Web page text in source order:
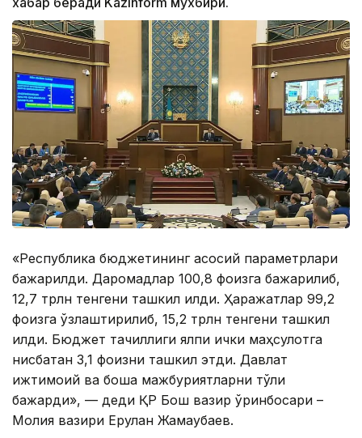
«Республика бюджетининг асосий параметрлари
бажарилди. Даромадлар 100,8 фоизга бажарилиб,
12,7 трлн тенгени ташкил қилди. Ҳаражатлар 99,2
фоизга ўзлаштирилиб, 15,2 трлн тенгени ташкил
қилди. Бюджет тақчиллиги ялпи ички маҳсулотга
нисбатан 3,1 фоизни ташкил этди. Давлат
ижтимоий ва бошқа мажбуриятларни тўлиқ
бажарди», — деди ҚР Бош вазир ўринбосари –
Молия вазири Ерулан Жамаубаев.